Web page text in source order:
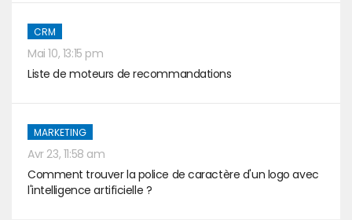
CRM
Mai 10, 13:15 pm
Liste de moteurs de recommandations
MARKETING
Avr 23, 11:58 am
Comment trouver la police de caractère d'un logo avec
l'intelligence artificielle ?